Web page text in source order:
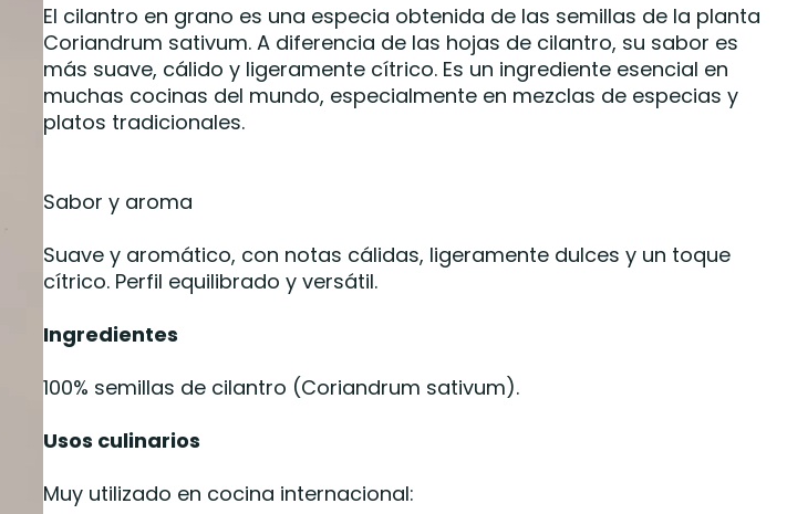
El cilantro en grano es una especia obtenida de las semillas de la planta
Coriandrum sativum. A diferencia de las hojas de cilantro, su sabor es
más suave, cálido y ligeramente cítrico. Es un ingrediente esencial en
muchas cocinas del mundo, especialmente en mezclas de especias y
platos tradicionales.
Sabor y aroma
Suave y aromático, con notas cálidas, ligeramente dulces y un toque
cítrico. Perfil equilibrado y versátil.
Ingredientes
100% semillas de cilantro (Coriandrum sativum).
Usos culinarios
Muy utilizado en cocina internacional: